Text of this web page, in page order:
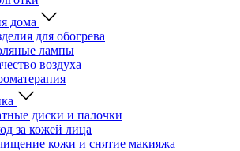
дома
для обогрева
лампы
воздуха
диски и палочки
за кожей лица
кожи и снятие макияжа